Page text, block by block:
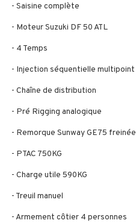
- Saisine complète
- Moteur Suzuki DF 50 ATL
- 4 Temps
- Injection séquentielle multipoint
- Chaîne de distribution
- Pré Rigging analogique
- Remorque Sunway GE75 freinée
- PTAC 750KG
- Charge utile 590KG
- Treuil manuel
- Armement côtier 4 personnes